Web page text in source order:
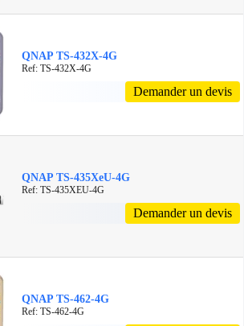
QNAP TS-432X-4G
Ref: TS-432X-4G
Demander un devis
QNAP TS-435XeU-4G
Ref: TS-435XEU-4G
Demander un devis
QNAP TS-462-4G
Ref: TS-462-4G